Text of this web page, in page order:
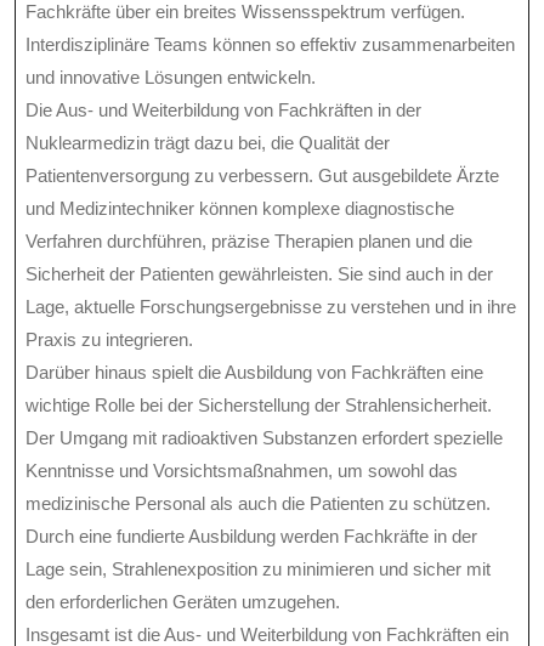
Fachkräfte über ein breites Wissensspektrum verfügen.
Interdisziplinäre Teams können so effektiv zusammenarbeiten
und innovative Lösungen entwickeln.
Die Aus- und Weiterbildung von Fachkräften in der
Nuklearmedizin trägt dazu bei, die Qualität der
Patientenversorgung zu verbessern. Gut ausgebildete Ärzte
und Medizintechniker können komplexe diagnostische
Verfahren durchführen, präzise Therapien planen und die
Sicherheit der Patienten gewährleisten. Sie sind auch in der
Lage, aktuelle Forschungsergebnisse zu verstehen und in ihre
Praxis zu integrieren.
Darüber hinaus spielt die Ausbildung von Fachkräften eine
wichtige Rolle bei der Sicherstellung der Strahlensicherheit.
Der Umgang mit radioaktiven Substanzen erfordert spezielle
Kenntnisse und Vorsichtsmaßnahmen, um sowohl das
medizinische Personal als auch die Patienten zu schützen.
Durch eine fundierte Ausbildung werden Fachkräfte in der
Lage sein, Strahlenexposition zu minimieren und sicher mit
den erforderlichen Geräten umzugehen.
Insgesamt ist die Aus- und Weiterbildung von Fachkräften ein